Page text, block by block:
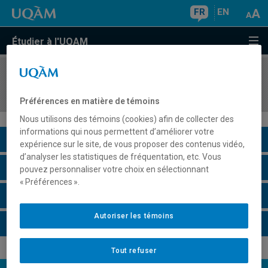
FR EN
Étudier à l'UQAM
COURS//
Description du cours
Horaire - Été 2026
Préférences en matière de témoins
Nous utilisons des témoins (cookies) afin de collecter des
informations qui nous permettent d’améliorer votre
expérience sur le site, de vous proposer des contenus vidéo,
d’analyser les statistiques de fréquentation, etc. Vous
pouvez personnaliser votre choix en sélectionnant
« Préférences ».
Tout refuser
Autoriser les témoins